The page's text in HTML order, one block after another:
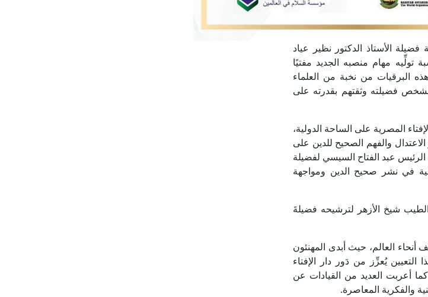
فضيلة الأستاذ الدكتور نظير عياد
تولِّيه مهام منصبه الجديد مفتيًا
البرقيات من نخبة من العلماء
لشخص فضيلته وثقتهم بقدرته على
المصرية على الساحة الدولية،
والفهم الصحيح للدين على
عبد الفتاح السيسي لفضيلة
في نشر صحيح الدين ومواجهة
الطيب شيخ الأزهر لترشيحه فضيلةَ
وخطاب تهنئة من مختلف أنحاء العالم، حيث أبدى المهنئون
التعيين يُعزِّز من دَور دار الإفتاء
أعربت العديد من القيادات عن
والفكرية المعاصرة.